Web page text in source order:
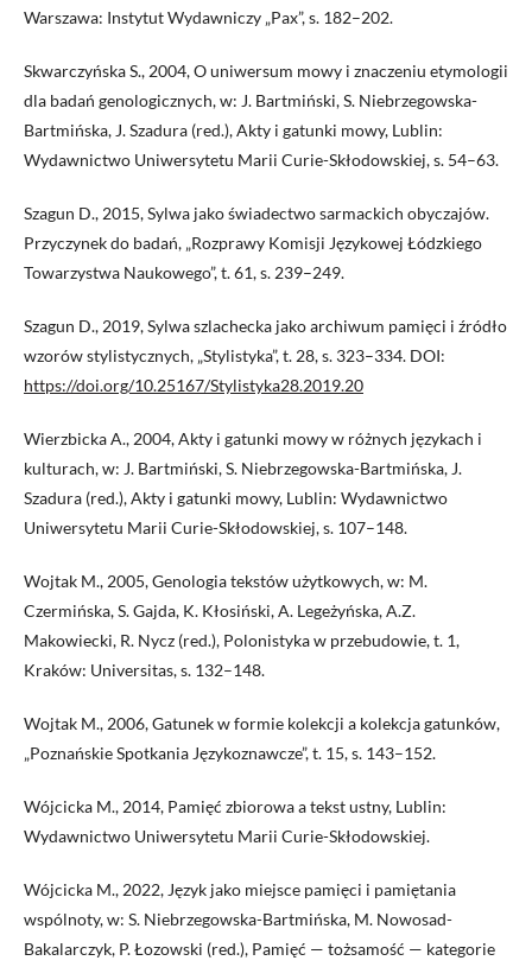
Warszawa: Instytut Wydawniczy „Pax”, s. 182–202.
Skwarczyńska S., 2004, O uniwersum mowy i znaczeniu etymologii
dla badań genologicznych, w: J. Bartmiński, S. Niebrzegowska-
Bartmińska, J. Szadura (red.), Akty i gatunki mowy, Lublin:
Wydawnictwo Uniwersytetu Marii Curie-Skłodowskiej, s. 54–63.
Szagun D., 2015, Sylwa jako świadectwo sarmackich obyczajów.
Przyczynek do badań, „Rozprawy Komisji Językowej Łódzkiego
Towarzystwa Naukowego”, t. 61, s. 239–249.
Szagun D., 2019, Sylwa szlachecka jako archiwum pamięci i źródło
wzorów stylistycznych, „Stylistyka”, t. 28, s. 323–334. DOI:
https://doi.org/10.25167/Stylistyka28.2019.20
Wierzbicka A., 2004, Akty i gatunki mowy w różnych językach i
kulturach, w: J. Bartmiński, S. Niebrzegowska-Bartmińska, J.
Szadura (red.), Akty i gatunki mowy, Lublin: Wydawnictwo
Uniwersytetu Marii Curie-Skłodowskiej, s. 107–148.
Wojtak M., 2005, Genologia tekstów użytkowych, w: M.
Czermińska, S. Gajda, K. Kłosiński, A. Legeżyńska, A.Z.
Makowiecki, R. Nycz (red.), Polonistyka w przebudowie, t. 1,
Kraków: Universitas, s. 132–148.
Wojtak M., 2006, Gatunek w formie kolekcji a kolekcja gatunków,
„Poznańskie Spotkania Językoznawcze”, t. 15, s. 143–152.
Wójcicka M., 2014, Pamięć zbiorowa a tekst ustny, Lublin:
Wydawnictwo Uniwersytetu Marii Curie-Skłodowskiej.
Wójcicka M., 2022, Język jako miejsce pamięci i pamiętania
wspólnoty, w: S. Niebrzegowska-Bartmińska, M. Nowosad-
Bakalarczyk, P. Łozowski (red.), Pamięć — tożsamość — kategorie